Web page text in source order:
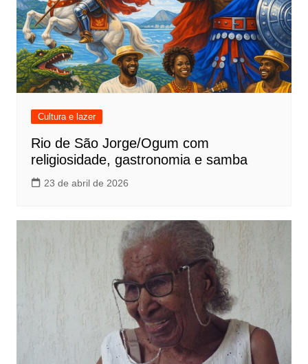
Cultura e lazer
Rio de São Jorge/Ogum com
religiosidade, gastronomia e samba
23 de abril de 2026